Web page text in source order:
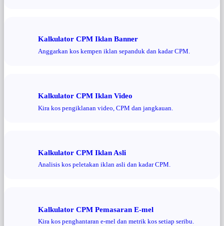
Kalkulator CPM Iklan Banner
Anggarkan kos kempen iklan sepanduk dan kadar CPM.
Kalkulator CPM Iklan Video
Kira kos pengiklanan video, CPM dan jangkauan.
Kalkulator CPM Iklan Asli
Analisis kos peletakan iklan asli dan kadar CPM.
Kalkulator CPM Pemasaran E-mel
Kira kos penghantaran e-mel dan metrik kos setiap seribu.